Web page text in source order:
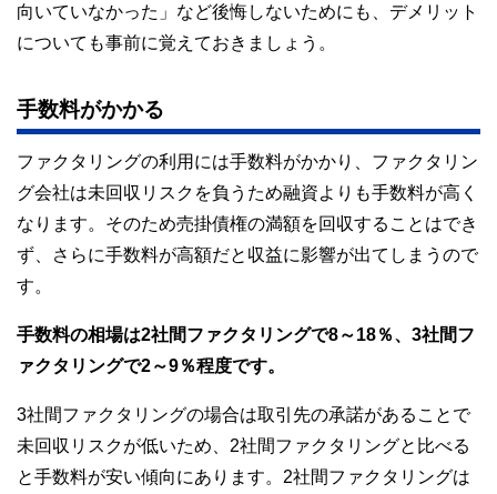
向いていなかった」など後悔しないためにも、デメリット
についても事前に覚えておきましょう。
手数料がかかる
ファクタリングの利用には手数料がかかり、ファクタリン
グ会社は未回収リスクを負うため融資よりも手数料が高く
なります。そのため売掛債権の満額を回収することはでき
ず、さらに手数料が高額だと収益に影響が出てしまうので
す。
手数料の相場は2社間ファクタリングで8～18％、3社間フ
ァクタリングで2～9％程度です。
3社間ファクタリングの場合は取引先の承諾があることで
未回収リスクが低いため、2社間ファクタリングと比べる
と手数料が安い傾向にあります。2社間ファクタリングは